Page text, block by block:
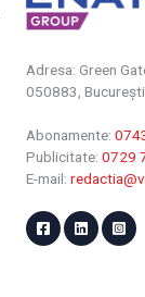
Adresa: Green
050883,
Abonamente:
Publicitate: 0729
E-mail: